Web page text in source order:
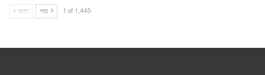
আগে পরে 1 of 1,445